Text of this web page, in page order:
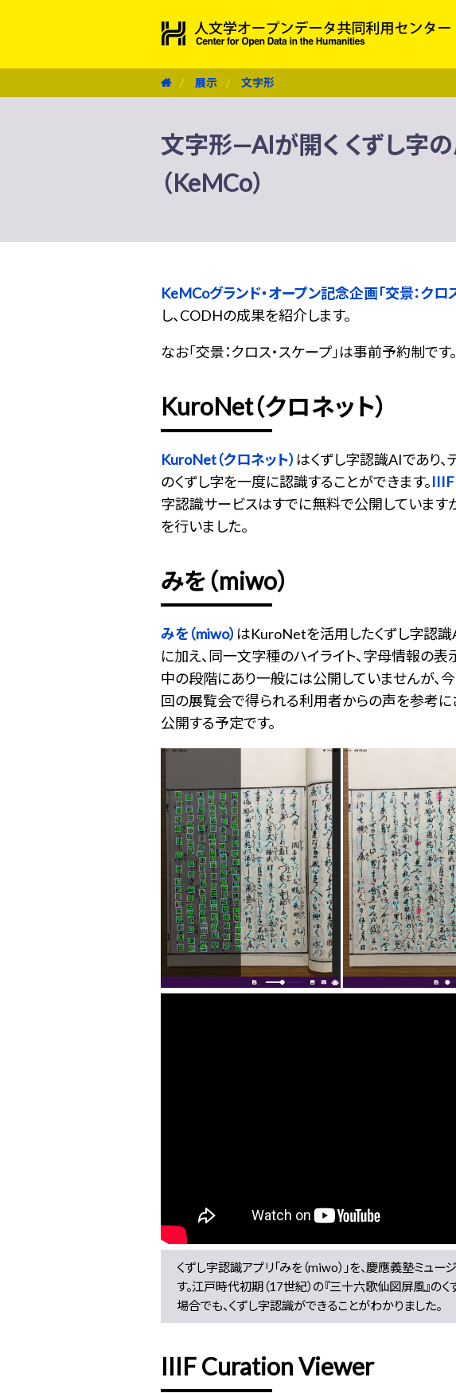
展示 文字形
文字形—AIが開く くずし字
（KeMCo）
KeMCoグランド・オープン記念企画「交景：クロ
し、CODHの成果を紹介します。
なお「交景：クロス・スケープ」は事前予約制で
KuroNet（クロネット）
KuroNet（クロネット） はくずし字認識AIであり
のくずし字を一度に認識することができます。
字認識サービスはすでに無料で公開していま
を行いました。
みを（miwo）
みを（miwo） はKuroNetを活用したくずし字認識
に加え、同一文字種のハイライト、字母情報の
中の段階にあり一般には公開していませんが、
回の展覧会で得られる利用者からの声を参考
公開する予定です。
くずし字認識アプリ「みを（miwo）」を、慶應義塾ミュ
す。江戸時代初期（17世紀）の『三十六歌仙図屏風』
場合でも、くずし字認識ができることがわかりました。
IIIF Curation Viewer